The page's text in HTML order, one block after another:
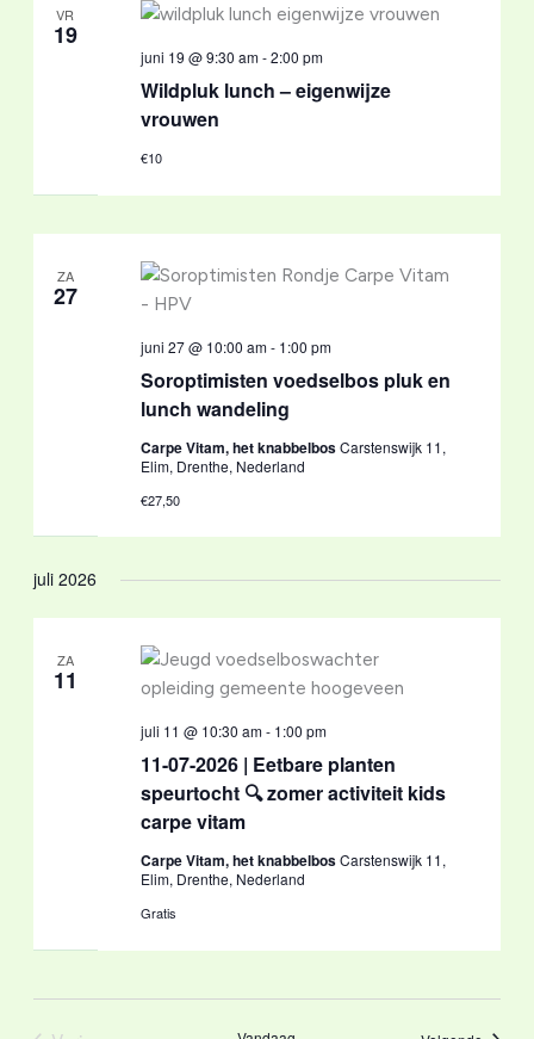
VR
19
Wildpluk lunch – eigenwijze
vrouwen
juni 19 @ 9:30 am-2:00 pm
€10
ZA
27
Soroptimisten voedselbos pluk en
lunch wandeling
juni 27 @ 10:00 am- 1:00 pm
Carpe Vitam, het knabbelbosCarstenswijk 11,
Elim, Drenthe, Nederland
€27,50
juli 2026
ZA
11
11-07-2026 | Eetbare planten
speurtocht 🔍 zomer activiteit kids
carpe vitam
juli 11 @ 10:30 am- 1:00 pm
Carpe Vitam, het knabbelbosCarstenswijk 11,
Elim, Drenthe, Nederland
Gratis